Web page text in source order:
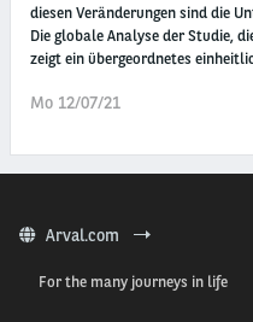
diesen Veränderungen sind die
Die globale Analyse der Studie,
zeigt ein übergeordnetes
Mo 12/07/21
Arval.com
For the many journeys in life